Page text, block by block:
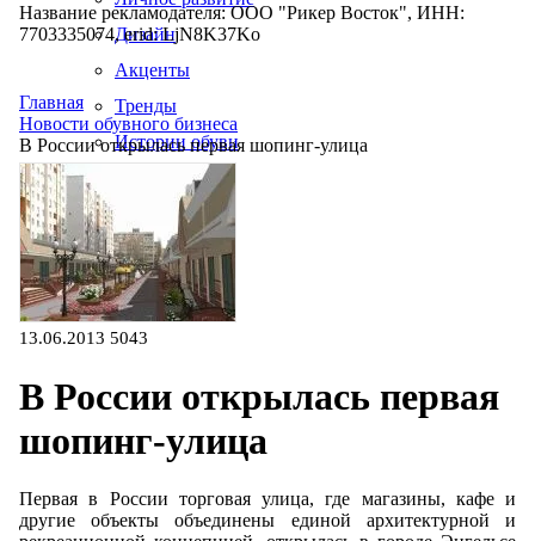
Дизайн
Акценты
Тренды
Истории обуви
Производство
Название рекламодателя: ООО "Рикер Восток", ИНН:
7703335074, erid: LjN8K37Ko
Главная
Новости обувного бизнеса
В России открылась первая шопинг-улица
13.06.2013 5043
В России открылась первая
шопинг-улица
Первая в России торговая улица, где магазины, кафе и
другие объекты объединены единой архитектурной и